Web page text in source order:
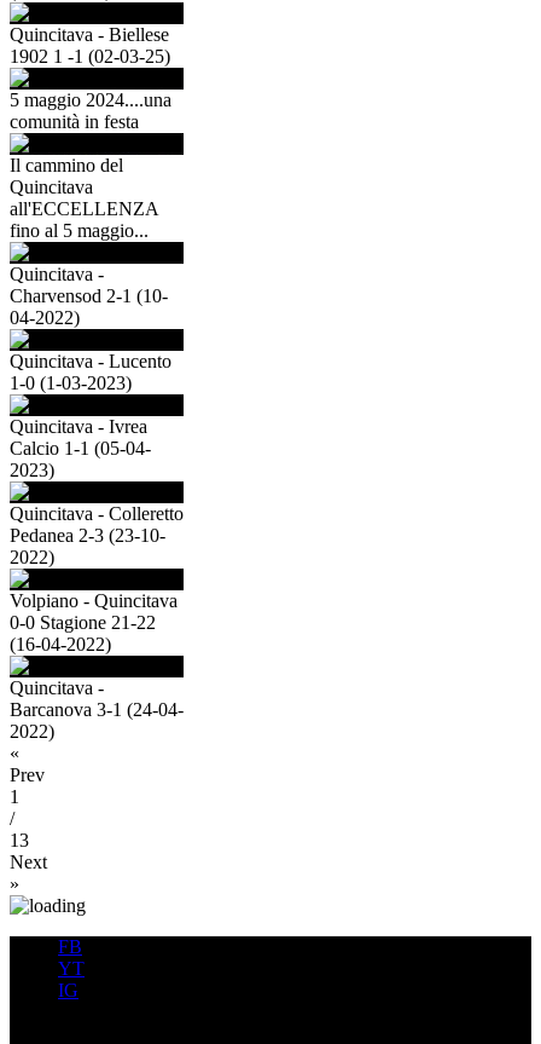
Quincitava - Biellese
1902 1 -1 (02-03-25)
5 maggio 2024....una
comunità in festa
Il cammino del
Quincitava
all'ECCELLENZA
fino al 5 maggio...
Quincitava -
Charvensod 2-1 (10-
04-2022)
Quincitava - Lucento
1-0 (1-03-2023)
Quincitava - Ivrea
Calcio 1-1 (05-04-
2023)
Quincitava - Colleretto
Pedanea 2-3 (23-10-
2022)
Volpiano - Quincitava
0-0 Stagione 21-22
(16-04-2022)
Quincitava -
Barcanova 3-1 (24-04-
2022)
«
Prev
1
/
13
Next
»
FB
YT
IG